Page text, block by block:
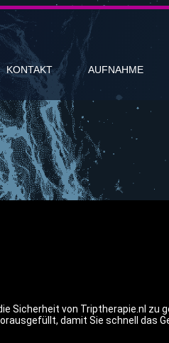
KONTAKT AUFNAHME
Sicherheit von Triptherapie.nl zu
damit Sie schnell das